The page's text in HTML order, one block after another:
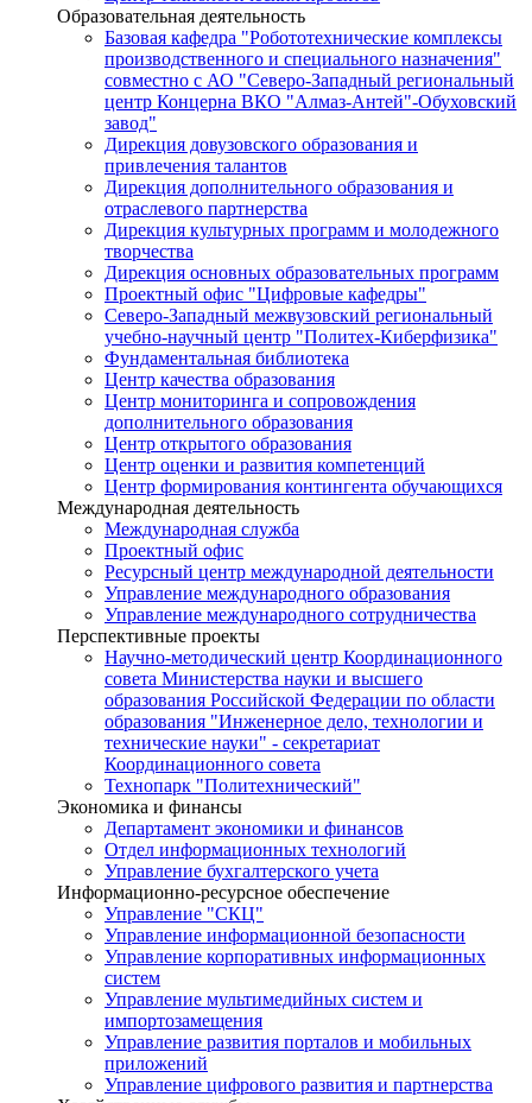
Образовательная деятельность
Базовая кафедра "Робототехнические комплексы
производственного и специального назначения"
совместно с АО "Северо-Западный региональный
центр Концерна ВКО "Алмаз-Антей"-Обуховский
завод"
Дирекция довузовского образования и
привлечения талантов
Дирекция дополнительного образования и
отраслевого партнерства
Дирекция культурных программ и молодежного
творчества
Дирекция основных образовательных программ
Проектный офис "Цифровые кафедры"
Северо-Западный межвузовский региональный
учебно-научный центр "Политех-Киберфизика"
Фундаментальная библиотека
Центр качества образования
Центр мониторинга и сопровождения
дополнительного образования
Центр открытого образования
Центр оценки и развития компетенций
Центр формирования контингента обучающихся
Международная деятельность
Международная служба
Проектный офис
Ресурсный центр международной деятельности
Управление международного образования
Управление международного сотрудничества
Перспективные проекты
Научно-методический центр Координационного
совета Министерства науки и высшего
образования Российской Федерации по области
образования "Инженерное дело, технологии и
технические науки" - секретариат
Координационного совета
Технопарк "Политехнический"
Экономика и финансы
Департамент экономики и финансов
Отдел информационных технологий
Управление бухгалтерского учета
Информационно-ресурсное обеспечение
Управление "СКЦ"
Управление информационной безопасности
Управление корпоративных информационных
систем
Управление мультимедийных систем и
импортозамещения
Управление развития порталов и мобильных
приложений
Управление цифрового развития и партнерства